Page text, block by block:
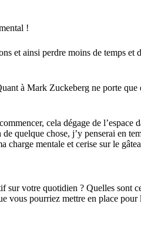
!
et ainsi perdre moins de temps
à Mark Zuckeberg ne porte
cela dégage de
quelque chose, j’y penserai en
mentale et cerise sur le
sur votre quotidien ? Quelles
vous pourriez mettre en place